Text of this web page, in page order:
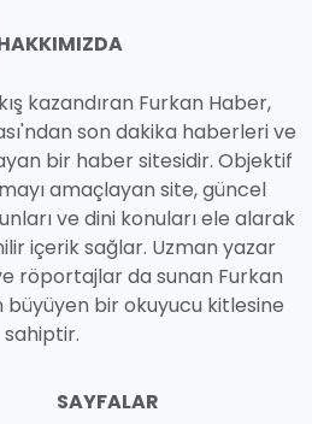
kazandıran Furkan Haber,
son dakika haberleri ve
bir haber sitesidir. Objektif
amaçlayan site, güncel
ve dini konuları ele alarak
içerik sağlar. Uzman yazar
röportajlar da sunan Furkan
büyüyen bir okuyucu kitlesine
sahiptir.
SAYFALAR